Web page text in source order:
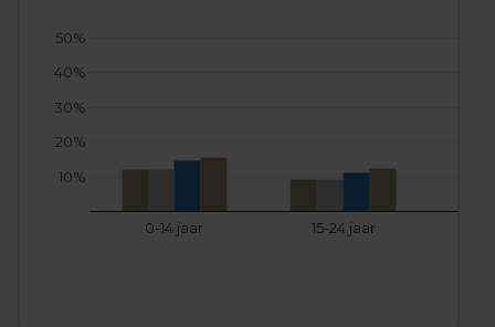
0-14 jaar 15-24 jaar
10%
20%
30%
40%
50%